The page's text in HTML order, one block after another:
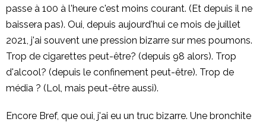
passe à 100 à l'heure c'est moins courant. (Et depuis il ne
baissera pas). Oui, depuis aujourd'hui ce mois de juillet
2021, j'ai souvent une pression bizarre sur mes poumons.
Trop de cigarettes peut-être? (depuis 98 alors). Trop
d'alcool? (depuis le confinement peut-être). Trop de
média ? (Lol, mais peut-être aussi).
Encore Bref, que oui, j'ai eu un truc bizarre. Une bronchite